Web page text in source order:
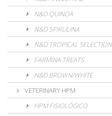
N&D QUINOA
N&D SPIRULINA
N&D TROPICAL SELECTION
FARMINA TREATS
N&D BROWN/WHITE
VETERINARY HPM
HPM FISIOLÓGICO